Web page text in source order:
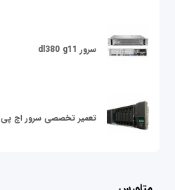
سرور dl380 g11
تعمیر تخصصی سرور اچ پی